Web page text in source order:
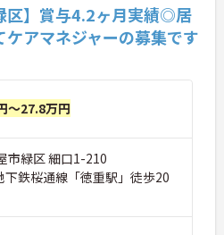
区】賞与4.2ヶ月実績◎居
アマネジャーの募集です
～27.8万円
市緑区 細口1-210
下鉄桜通線「徳重駅」徒歩20